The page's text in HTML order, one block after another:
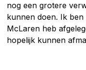
nog een grotere
kunnen doen. Ik
McLaren heb
hopelijk kunnen